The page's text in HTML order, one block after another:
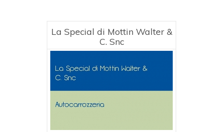
La Special di Mottin Walter &
C. Snc